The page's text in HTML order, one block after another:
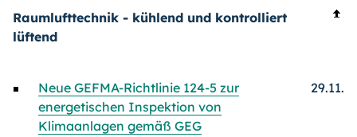
Raumlufttechnik - kühlend und kontrolliert
lüftend
Neue GEFMA-Richtlinie 124-5 zur
energetischen Inspektion von
Klimaanlagen gemäß GEG
29.11.